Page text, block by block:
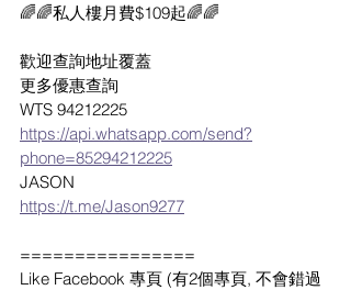
🌈🌈私人樓月費$109起🌈🌈
歡迎查詢地址覆蓋
更多優惠查詢
WTS 94212225
https://api.whatsapp.com/send?
phone=85294212225
JASON
https://t.me/Jason9277
================
Like Facebook 專頁 (有2個專頁, 不會錯過